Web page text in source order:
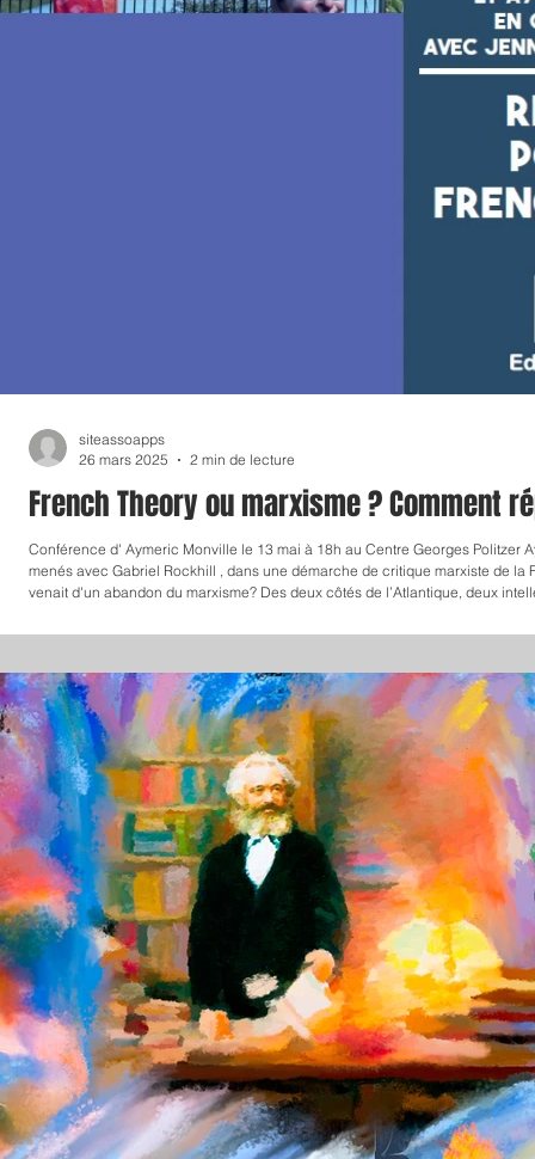
French Theory ou marxisme ? Comment
Conférence d' Aymeric Monville le 13 mai à 18h au Centre Georges Politzer Aymeric Monville viendra présenter les travaux qu'il a
menés avec Gabriel Rockhill , dans une démarche de critique marxiste de la
venait d'un abandon du marxisme? Des deux côtés de l’Atlantique, deux
siteassoapps
26 mars 2025
2 min de lecture